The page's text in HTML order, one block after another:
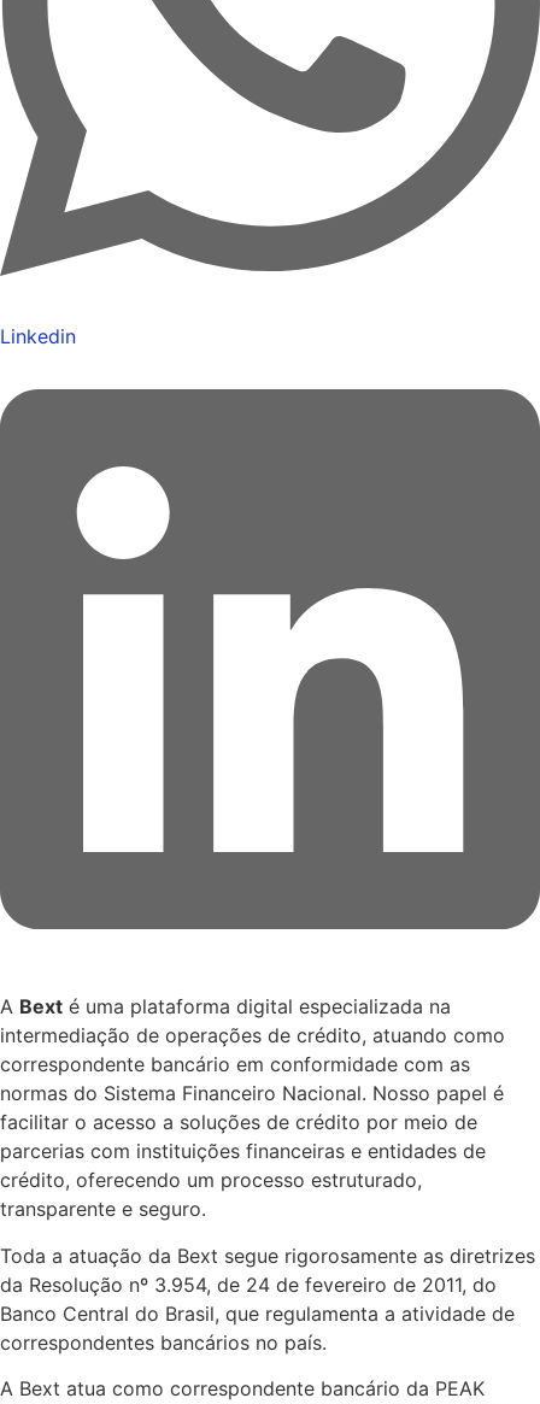
Linkedin
A Bext é uma plataforma digital especializada na
intermediação de operações de crédito, atuando como
correspondente bancário em conformidade com as
normas do Sistema Financeiro Nacional. Nosso papel é
facilitar o acesso a soluções de crédito por meio de
parcerias com instituições financeiras e entidades de
crédito, oferecendo um processo estruturado,
transparente e seguro.
Toda a atuação da Bext segue rigorosamente as diretrizes
da Resolução nº 3.954, de 24 de fevereiro de 2011, do
Banco Central do Brasil, que regulamenta a atividade de
correspondentes bancários no país.
A Bext atua como correspondente bancário da PEAK